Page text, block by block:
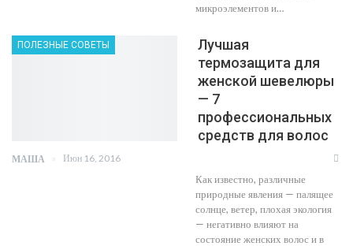
микроэлементов и…
ПОЛЕЗНЫЕ СОВЕТЫ
Лучшая
термозащита для
женской шевелюры
— 7
профессиональных
средств для волос
МАША Июн 16, 2016
Как известно, различные
природные явления — палящее
солнце, ветер, плохая экология
— негативно влияют на
состояние женских волос и в